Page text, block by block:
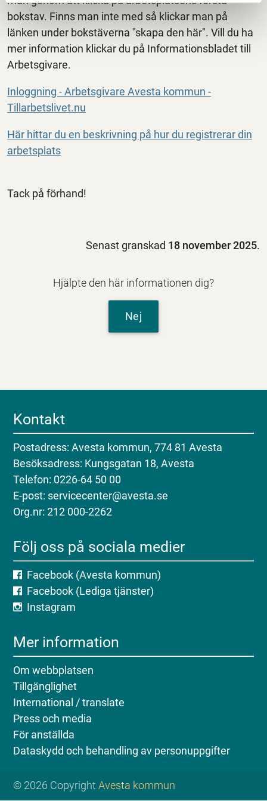
bokstav. Finns man inte med så klickar man på
länken under bokstäverna "skapa den här". Vill du ha
mer information klickar du på Informationsbladet till
Arbetsgivare.
Inloggning - Arbetsgivare Avesta kommun -
Tillarbetslivet.nu
Här hittar du en beskrivning på hur du registrerar din
arbetsplats
Tack på förhand!
Senast granskad 18 november 2025.
Hjälpte den här informationen dig?
Nej
Kontakt
Postadress: Avesta kommun, 774 81 Avesta
Besöksadress: Kungsgatan 18, Avesta
Telefon: 0226-64 50 00
E-post: servicecenter@avesta.se
Org.nr: 212 000-2262
Följ oss på sociala medier
Facebook (Avesta kommun)
Facebook (Lediga tjänster)
Instagram
Mer information
Om webbplatsen
Tillgänglighet
International / translate
Press och media
För anställda
Dataskydd och behandling av personuppgifter
© 2026 CopyrightAvesta kommun